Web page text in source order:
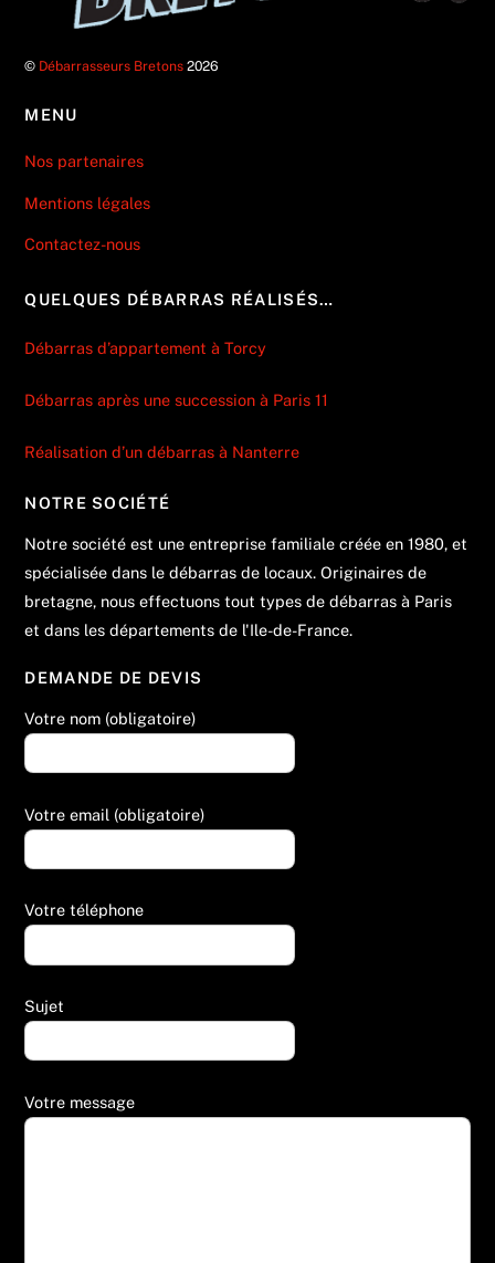
© Débarrasseurs Bretons 2026
MENU
Nos partenaires
Mentions légales
Contactez-nous
QUELQUES DÉBARRAS RÉALISÉS…
Débarras d’appartement à Torcy
Débarras après une succession à Paris 11
Réalisation d’un débarras à Nanterre
NOTRE SOCIÉTÉ
Notre société est une entreprise familiale créée en 1980, et
spécialisée dans le débarras de locaux. Originaires de
bretagne, nous effectuons tout types de débarras à Paris
et dans les départements de l'Ile-de-France.
DEMANDE DE DEVIS
Votre nom (obligatoire)
Votre email (obligatoire)
Votre téléphone
Sujet
Votre message